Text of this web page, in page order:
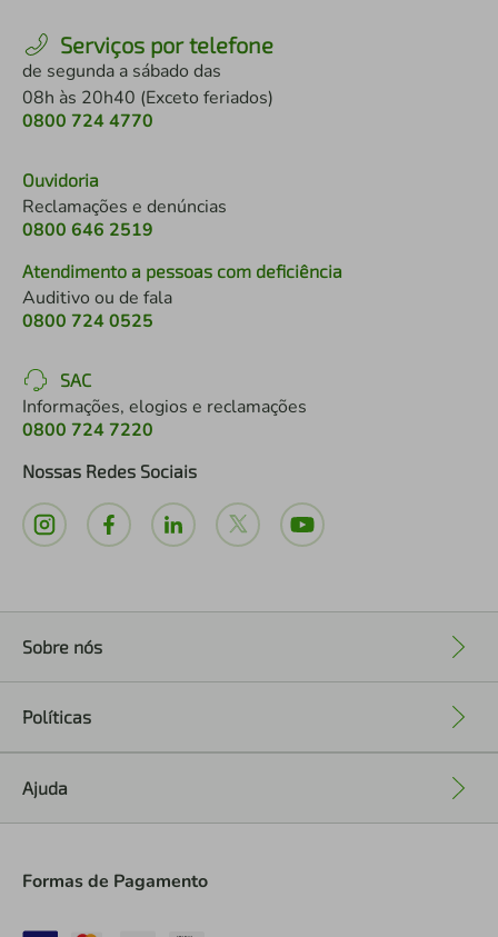
Serviços por telefone
de segunda a sábado das
08h às 20h40 (Exceto feriados)
0800 724 4770
Ouvidoria
Reclamações e denúncias
0800 646 2519
Atendimento a pessoas com deficiência
Auditivo ou de fala
0800 724 0525
SAC
Informações, elogios e reclamações
0800 724 7220
Nossas Redes Sociais
Sobre nós
Políticas
Ajuda
Formas de Pagamento